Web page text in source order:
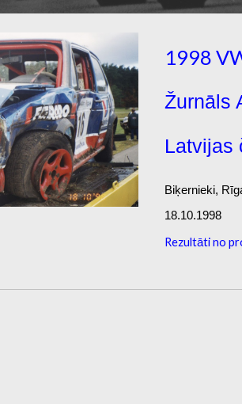
1998
Žurnāls
Latvijas
Biķernieki,
18.10.1998
Rezultāti no